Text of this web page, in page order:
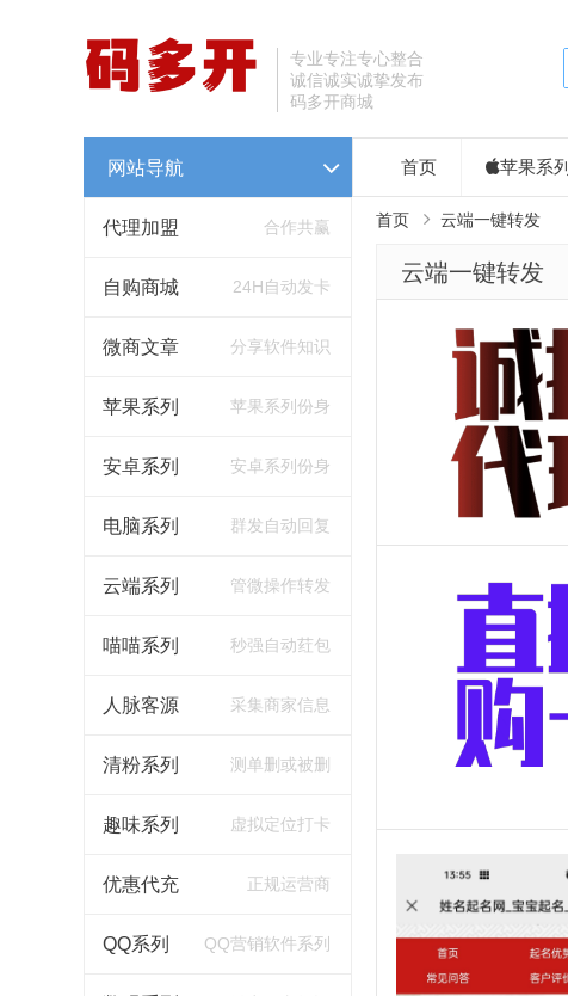
专业专注专心整合
诚信诚实诚挚发布
码多开商城
网站导航
代理加盟 合作共赢
自购商城 24H自动发卡
微商文章 分享软件知识
苹果系列 苹果系列份身
安卓系列 安卓系列份身
电脑系列 群发自动回复
云端系列 管微操作转发
喵喵系列 秒强自动荭包
人脉客源 采集商家信息
清粉系列 测单删或被删
趣味系列 虚拟定位打卡
优惠代充 正规运营商
QQ系列 QQ营销软件系列
首页 苹果系列
首页 云端一键转发
云端一键转发